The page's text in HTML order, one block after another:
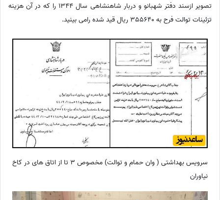
تصویر ازسند دفتر شهبانو و دربار شاهنشاهی سال 1344 را که در آن هزینه
تزئینات توالت فرح به 355640 ریال قید شده رامی بینید.
سرویس بهداشتی ( وان حمام و توالت) مخصوص 3 تا از اتاق های در کاخ
نیاوران